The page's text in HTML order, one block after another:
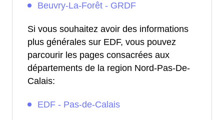
Beuvry-La-Forêt - GRDF
Si vous souhaitez avoir des informations
plus générales sur EDF, vous pouvez
parcourir les pages consacrées aux
départements de la region Nord-Pas-De-
Calais:
EDF - Pas-de-Calais